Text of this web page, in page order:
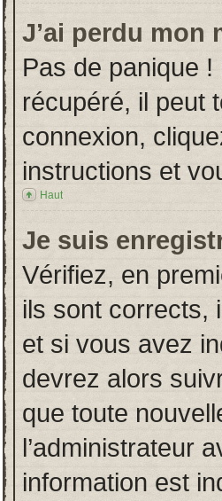
J’ai perdu mon
Pas de panique
récupéré, il peut
connexion,
instructions et
Haut
Je suis
Vérifiez, en
ils sont corrects,
et si vous avez
devrez alors
que toute
l’administrateur
information est